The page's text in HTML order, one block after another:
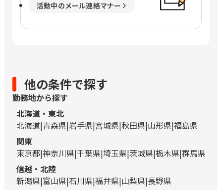
活動中のメール連絡マナー
他の条件で探す
勤務地から探す
北海道・東北
北海道 青森県 岩手県 宮城県 秋田県 山形県 福島県
関東
東京都 神奈川県 千葉県 埼玉県 茨城県 栃木県 群馬県
信越・北陸
新潟県 富山県 石川県 福井県 山梨県 長野県